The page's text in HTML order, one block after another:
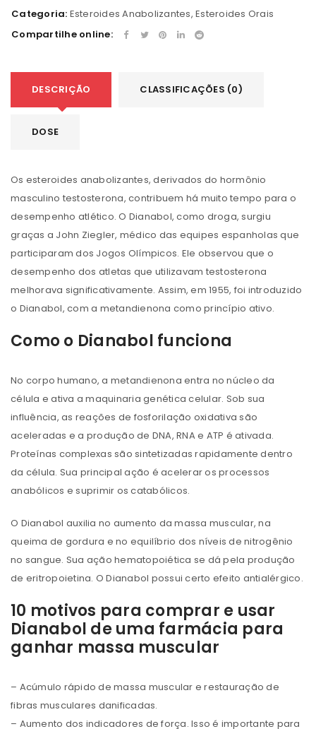
Categoria: Esteroides Anabolizantes, Esteroides Orais
Compartilhe online:
DESCRIÇÃO CLASSIFICAÇÕES (0)
DOSE
Os esteroides anabolizantes, derivados do hormônio
masculino testosterona, contribuem há muito tempo para o
desempenho atlético. O Dianabol, como droga, surgiu
graças a John Ziegler, médico das equipes espanholas que
participaram dos Jogos Olímpicos. Ele observou que o
desempenho dos atletas que utilizavam testosterona
melhorava significativamente. Assim, em 1955, foi introduzido
o Dianabol, com a metandienona como princípio ativo.
Como o Dianabol funciona
No corpo humano, a metandienona entra no núcleo da
célula e ativa a maquinaria genética celular. Sob sua
influência, as reações de fosforilação oxidativa são
aceleradas e a produção de DNA, RNA e ATP é ativada.
Proteínas complexas são sintetizadas rapidamente dentro
da célula. Sua principal ação é acelerar os processos
anabólicos e suprimir os catabólicos.
O Dianabol auxilia no aumento da massa muscular, na
queima de gordura e no equilíbrio dos níveis de nitrogênio
no sangue. Sua ação hematopoiética se dá pela produção
de eritropoietina. O Dianabol possui certo efeito antialérgico.
10 motivos para comprar e usar
Dianabol de uma farmácia para
ganhar massa muscular
– Acúmulo rápido de massa muscular e restauração de
fibras musculares danificadas.
– Aumento dos indicadores de força. Isso é importante para